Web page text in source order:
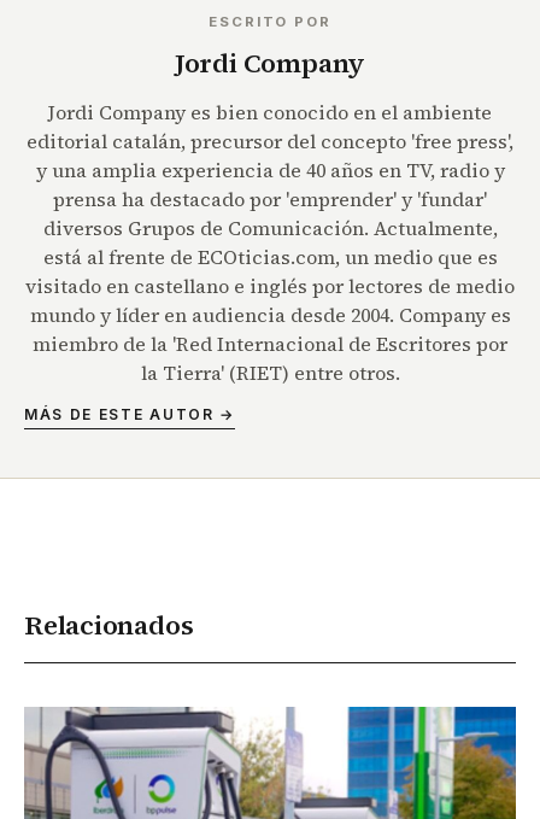
ESCRITO POR
Jordi Company
Jordi Company es bien conocido en el ambiente
editorial catalán, precursor del concepto 'free press',
y una amplia experiencia de 40 años en TV, radio y
prensa ha destacado por 'emprender' y 'fundar'
diversos Grupos de Comunicación. Actualmente,
está al frente de ECOticias.com, un medio que es
visitado en castellano e inglés por lectores de medio
mundo y líder en audiencia desde 2004. Company es
miembro de la 'Red Internacional de Escritores por
la Tierra' (RIET) entre otros.
MÁS DE ESTE AUTOR →
Relacionados